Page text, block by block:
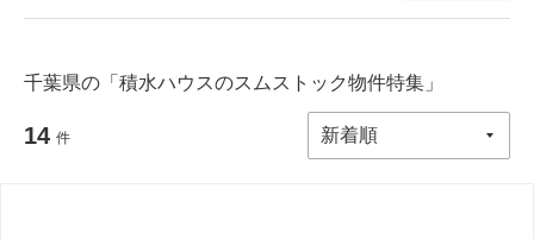
千葉県の「積水ハウスのスムストック物件特集」
14 件